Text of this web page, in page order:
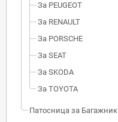
За PEUGEOT
За RENAULT
За PORSCHE
За SEAT
За SKODA
За TOYOTA
Патосница за Багажник